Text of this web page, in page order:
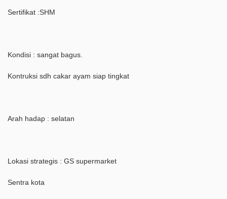
Sertifikat :SHM
Kondisi : sangat bagus.
Kontruksi sdh cakar ayam siap tingkat
Arah hadap : selatan
Lokasi strategis : GS supermarket
Sentra kota